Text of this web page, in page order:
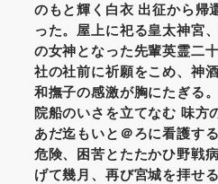
のもと輝く白衣 出征から帰
った。屋上に祀る皇太神宮
の女神となった先輩英霊二
社の社前に祈願をこめ、神
和撫子の感激が胸にたぎる
院船のいさを立てなむ 味方
あだ迄もいと＠ろに看護す
危険、困苦とたたかひ野戦
げて幾月、再び宮城を拝せ